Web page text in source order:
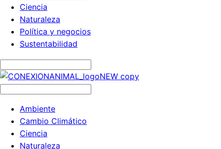
Ciencia
Naturaleza
Política y negocios
Sustentabilidad
Ambiente
Cambio Climático
Ciencia
Naturaleza